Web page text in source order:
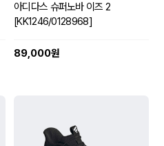
아디다스 슈퍼노바 이즈 2
[KK1246/0128968]
89,000원